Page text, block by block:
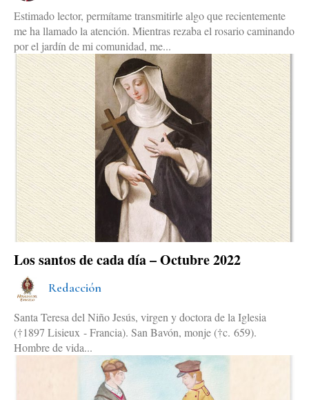
Estimado lector, permítame transmitirle algo que recientemente
me ha llamado la atención. Mientras rezaba el rosario caminando
por el jardín de mi comunidad, me...
Los santos de cada día – Octubre 2022
Redacción
Santa Teresa del Niño Jesús, virgen y doctora de la Iglesia
(†1897 Lisieux - Francia). San Bavón, monje (†c. 659).
Hombre de vida...